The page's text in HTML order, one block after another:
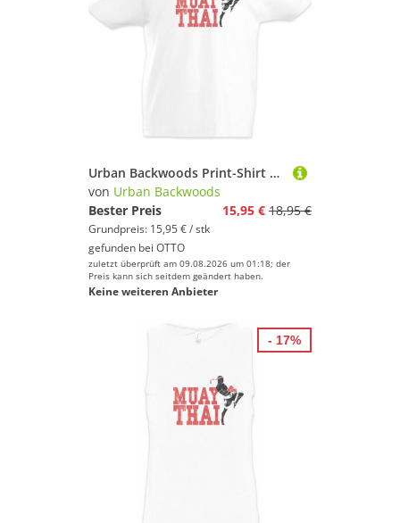
Urban Backwoods Print-Shirt Muay Thai Fighter Kinder T-Shirt Martial Arts Kämpfer Thaiboxen Sport (1-tlg) Thailand Kampfsport Kickboxen Kickboxing
von Urban Backwoods
Bester Preis
15,95 € 18,95 €
Grundpreis: 15,95 € / stk
gefunden bei OTTO
zuletzt überprüft am 09.08.2026 um 01:18; der
Preis kann sich seitdem geändert haben.
Keine weiteren Anbieter
- 17%